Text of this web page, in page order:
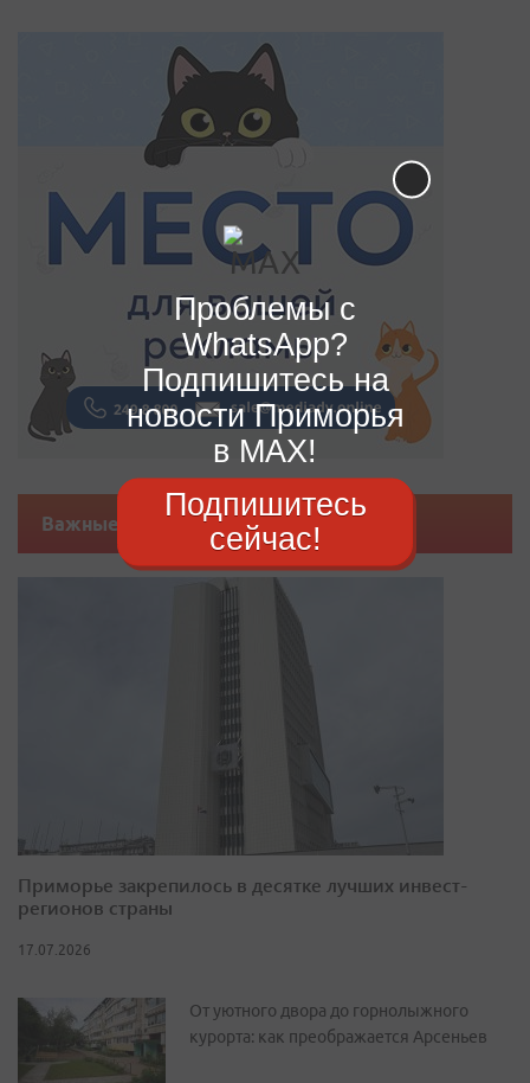
Важные новости
Приморье закрепилось в десятке лучших инвест-
регионов страны
17.07.2026
От уютного двора до горнолыжного
курорта: как преображается Арсеньев
Проблемы с
WhatsApp?
Подпишитесь на
новости Приморья
в MAX!
Подпишитесь
сейчас!